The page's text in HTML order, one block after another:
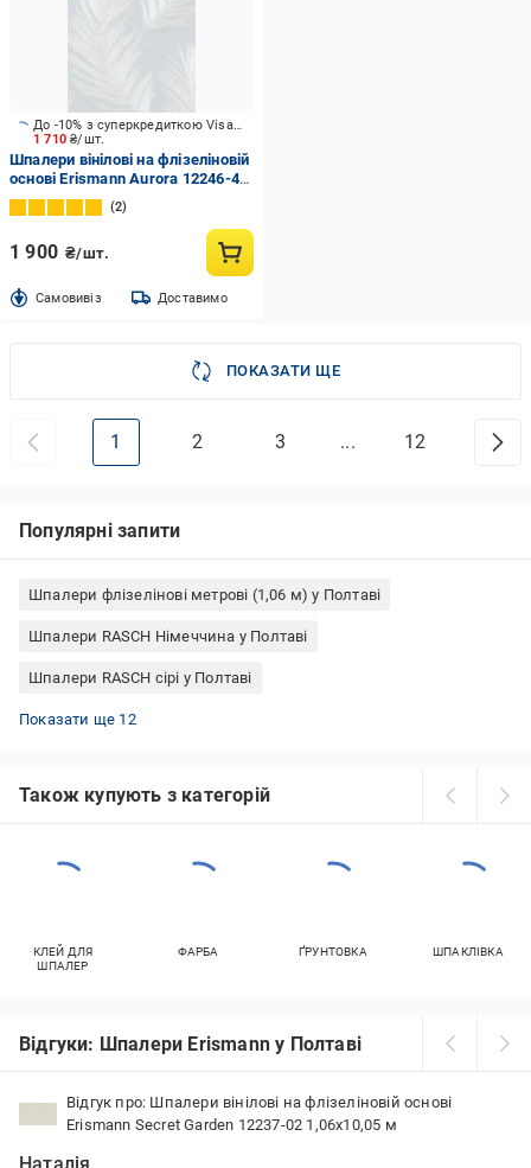
1 710₴/шт.
До -10% з суперкредиткою Visa Вигода
Шпалери вінілові на флізеліновій
основі Erismann Aurora 12246-43
1,06x10,05 м
2
1 900 ₴/шт.
Cамовивіз Доставимо
ПОКАЗАТИ ЩЕ
1 2 3 ... 12
Популярні запити
Шпалери флізелінові метрові (1,06 м) у Полтаві
Шпалери RASCH Німеччина у Полтаві
Шпалери RASCH сірі у Полтаві
Слов'янські шпалери вінілові на флізеліновій основі у Полтаві
Шпалери фіолетові флізелінові у Полтаві
Самоклеючі шпалери для кухні у Полтаві
Шпалери RASCH бежеві у Полтаві
Вінілові шпалери під цеглу у Полтаві
Флізелінові шпалери під фарбування у Полтаві
Шпалери миючі для кухні у Полтаві
Шпалери Grandeco флізелінові у Полтаві
Вінілові самоклеючі шпалери у Полтаві
Шпалери Grandeco Бельгія у Полтаві
Слов'янські шпалери дуплекс у Полтаві
Шпалери блакитні флізелінові у Полтаві
Показати ще 12
Також купують з категорій
КЛЕЙ ДЛЯ
ШПАЛЕР
ФАРБА ҐРУНТОВКА ШПАКЛІВКА
Відгуки: Шпалери Erismann у Полтаві
Відгук про: Шпалери вінілові на флізеліновій основі
Erismann Secret Garden 12237-02 1,06x10,05 м